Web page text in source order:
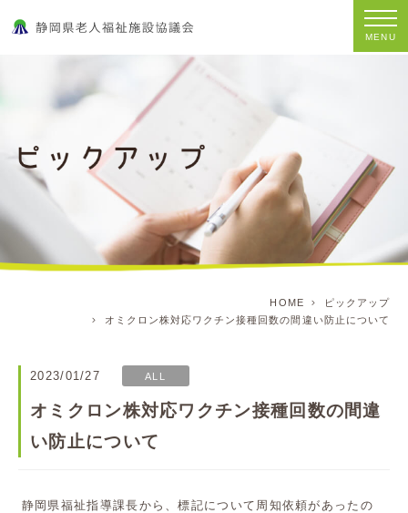
MENU
HOME
ピックアップ
オミクロン株対応ワクチン接種回数の間違い防止について
2023/01/27 ALL
オミクロン株対応ワクチン接種回数の間違
い防止について
静岡県福祉指導課長から、標記について周知依頼があったの